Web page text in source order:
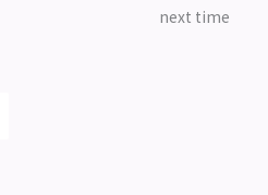
next time